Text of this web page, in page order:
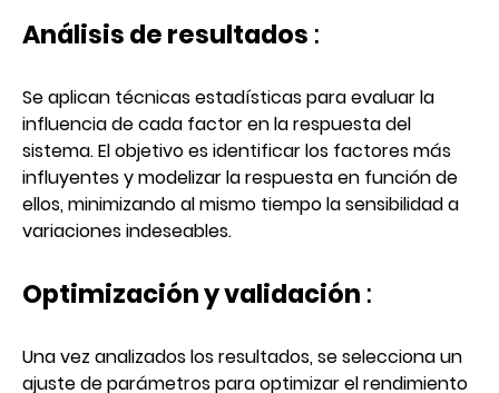
Análisis de resultados :
Se aplican técnicas estadísticas para evaluar la
influencia de cada factor en la respuesta del
sistema. El objetivo es identificar los factores más
influyentes y modelizar la respuesta en función de
ellos, minimizando al mismo tiempo la sensibilidad a
variaciones indeseables.
Optimización y validación :
Una vez analizados los resultados, se selecciona un
ajuste de parámetros para optimizar el rendimiento